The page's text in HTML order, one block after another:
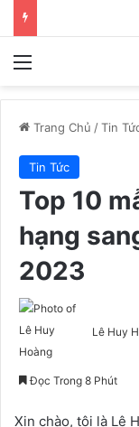
Menu
Trang Chủ /Tin
Tin Tức
Top 10
hạng
2023
Lê Huy
Đọc Trong 8 Phút
Xin chào, tôi là Lê